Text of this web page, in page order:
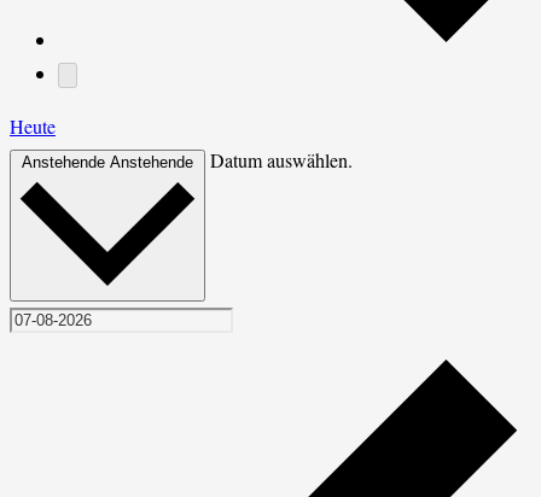
Heute
Anstehende Anstehende Datum auswählen.